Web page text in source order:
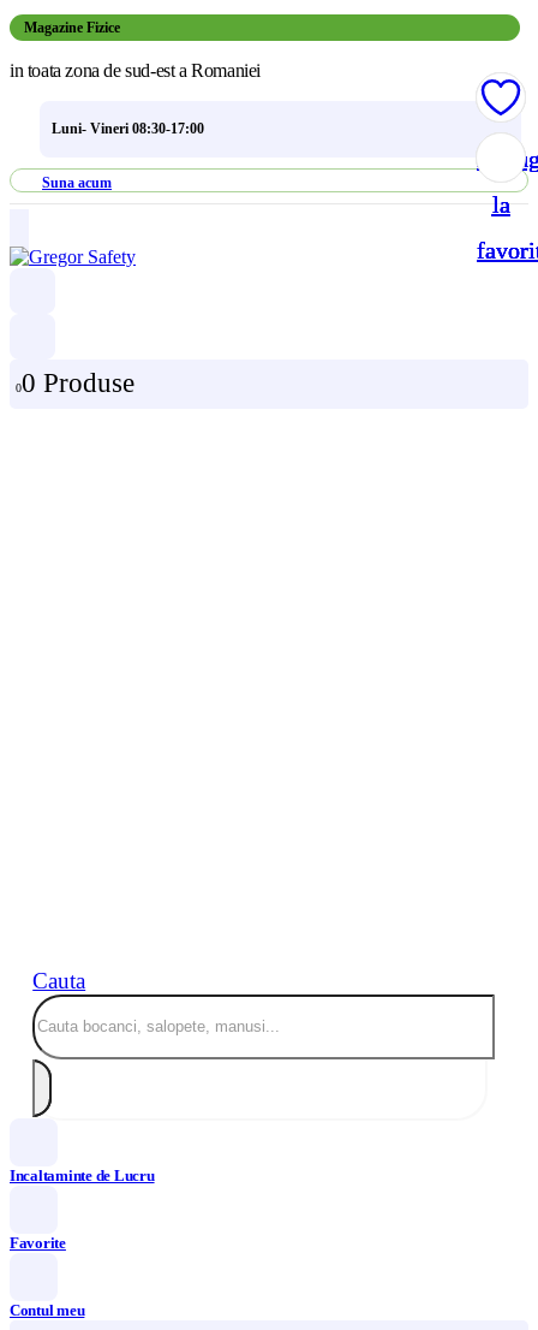
Magazine Fizice
in toata zona de sud-est a Romaniei
Luni- Vineri 08:30-17:00
Suna acum
00 Produse
Cauta
Incaltaminte de Lucru
Favorite
Contul meu
la
la
la
la